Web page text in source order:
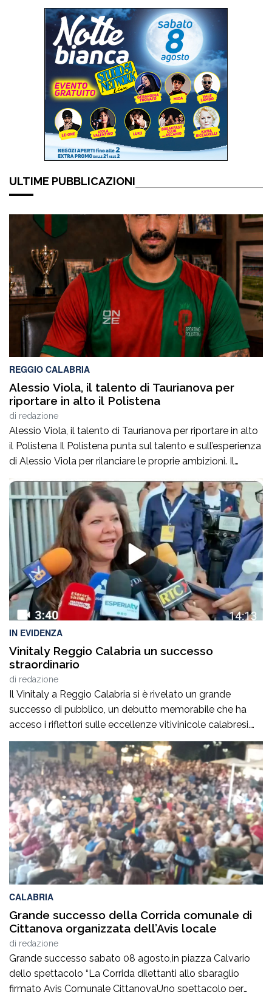
ULTIME PUBBLICAZIONI
REGGIO CALABRIA
Alessio Viola, il talento di Taurianova per
riportare in alto il Polistena
di redazione
Alessio Viola, il talento di Taurianova per riportare in alto
il Polistena Il Polistena punta sul talento e sull’esperienza
di Alessio Viola per rilanciare le proprie ambizioni. Il
Serie B e Serie C, arriva con l’obiettivo di mettere qualità
e determinazione al servizio dello Sporting Club
Polistena.Insieme al […]
IN EVIDENZA
Vinitaly Reggio Calabria un successo
straordinario
di redazione
Il Vinitaly a Reggio Calabria si è rivelato un grande
successo di pubblico, un debutto memorabile che ha
acceso i riflettori sulle eccellenze vitivinicole calabresi.
Oltre 500 le aziende presenti. «Abbiamo riacceso i
motori della nostra terra», ha commentato il
governatore della Calabria, Roberto Occhiuto,
sottolineando come la kermesse rappresenti
un’occasione imperdibile per valorizzare identità, […]
CALABRIA
Grande successo della Corrida comunale di
Cittanova organizzata dell’Avis locale
di redazione
Grande successo sabato 08 agosto,in piazza Calvario
dello spettacolo “La Corrida dilettanti allo sbaraglio
firmato Avis Comunale CittanovaUno spettacolo per